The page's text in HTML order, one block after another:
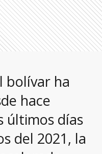
bolívar ha
hace
últimos días
del 2021, la